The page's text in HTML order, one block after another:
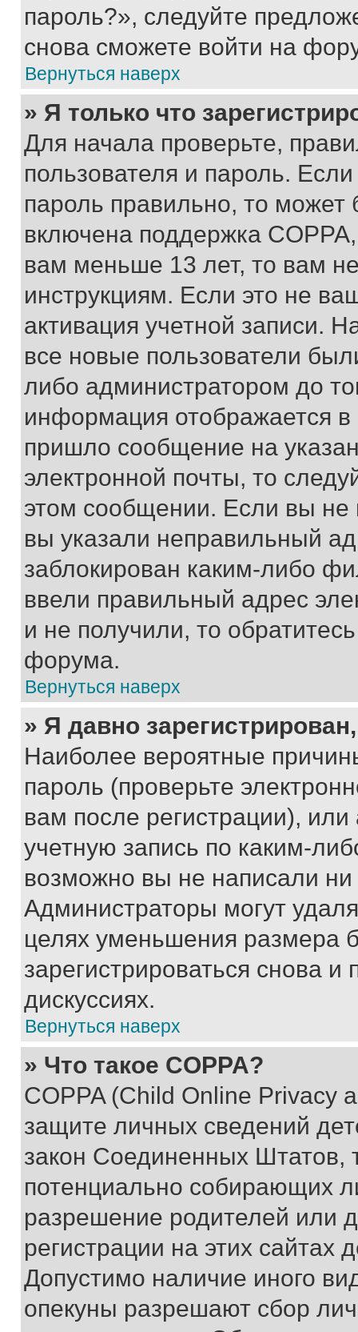
пароль?», следуйте
снова сможете войти на
Вернуться наверх
» Я только что
Для начала проверьте,
пользователя и пароль.
пароль правильно, то может
включена поддержка
вам меньше 13 лет, то вам
инструкциям. Если это не
активация учетной записи.
все новые пользователи
либо администратором до
информация отображается
пришло сообщение на
электронной почты, то
этом сообщении. Если вы
вы указали неправильный
заблокирован каким-либо
ввели правильный адрес
и не получили, то
форума.
Вернуться наверх
» Я давно
Наиболее вероятные
пароль (проверьте
вам после регистрации),
учетную запись по каким-
возможно вы не написали
Администраторы могут
целях уменьшения размера
зарегистрироваться снова и
дискуссиях.
Вернуться наверх
» Что такое COPPA?
COPPA (Child Online Privacy
защите личных сведений
закон Соединенных Штатов,
потенциально собирающих
разрешение родителей или
регистрации на этих сайтах
Допустимо наличие иного
опекуны разрешают сбор